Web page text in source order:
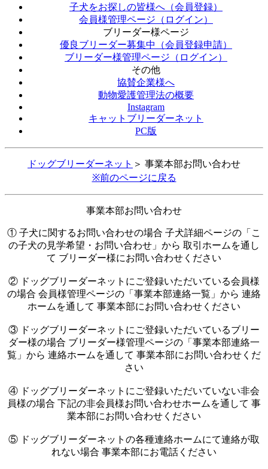
子犬をお探しの皆様へ（会員登録）
会員様管理ページ（ログイン）
ブリーダー様ページ
優良ブリーダー募集中（会員登録申請）
ブリーダー様管理ページ（ログイン）
その他
協賛企業様へ
動物愛護管理法の概要
Instagram
キャットブリーダーネット
PC版
ドッグブリーダーネット ＞ 事業本部お問い合わせ
※前のページに戻る
事業本部お問い合わせ
① 子犬に関するお問い合わせの場合 子犬詳細ページの「こ
の子犬の見学希望・お問い合わせ」から 取引ホームを通し
て ブリーダー様にお問い合わせください
② ドッグブリーダーネットにご登録いただいている会員様
の場合 会員様管理ページの「事業本部連絡一覧」から 連絡
ホームを通して 事業本部にお問い合わせください
③ ドッグブリーダーネットにご登録いただいているブリー
ダー様の場合 ブリーダー様管理ページの「事業本部連絡一
覧」から 連絡ホームを通して 事業本部にお問い合わせくだ
さい
④ ドッグブリーダーネットにご登録いただいていない非会
員様の場合 下記の非会員様お問い合わせホームを通して 事
業本部にお問い合わせください
⑤ ドッグブリーダーネットの各種連絡ホームにて連絡が取
れない場合 事業本部にお電話ください